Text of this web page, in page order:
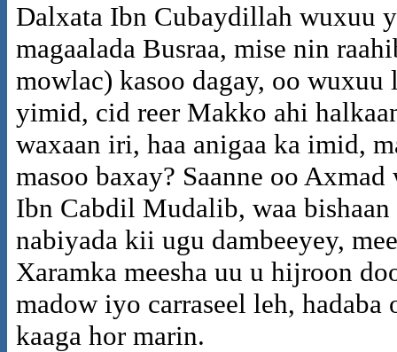
Dalxata Ibn Cubaydillah wuxuu
magaalada Busraa, mise nin
mowlac) kasoo dagay, oo wuxuu
yimid, cid reer Makko ahi
waxaan iri, haa anigaa ka imid,
masoo baxay? Saanne oo
Ibn Cabdil Mudalib, waa
nabiyada kii ugu dambeeyey,
Xaramka meesha uu u hijroon
madow iyo carraseel leh,
kaaga hor marin.